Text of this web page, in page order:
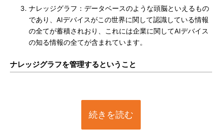
ナレッジグラフ：データベースのような頭脳といえるもの
であり、AIデバイスがこの世界に関して認識している情報
の全てが蓄積されおり、これには企業に関してAIデバイス
の知る情報の全てが含まれています。
ナレッジグラフを管理するということ
続きを読む